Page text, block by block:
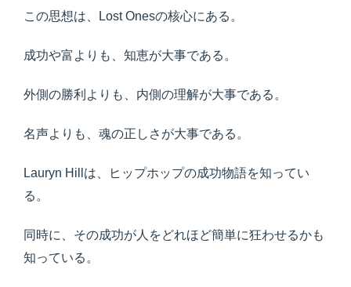
この思想は、Lost Onesの核心にある。
成功や富よりも、知恵が大事である。
外側の勝利よりも、内側の理解が大事である。
名声よりも、魂の正しさが大事である。
Lauryn Hillは、ヒップホップの成功物語を知ってい
る。
同時に、その成功が人をどれほど簡単に狂わせるかも
知っている。